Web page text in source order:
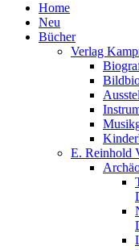
Home
Neu
Bücher
Verlag
E. Reinhold